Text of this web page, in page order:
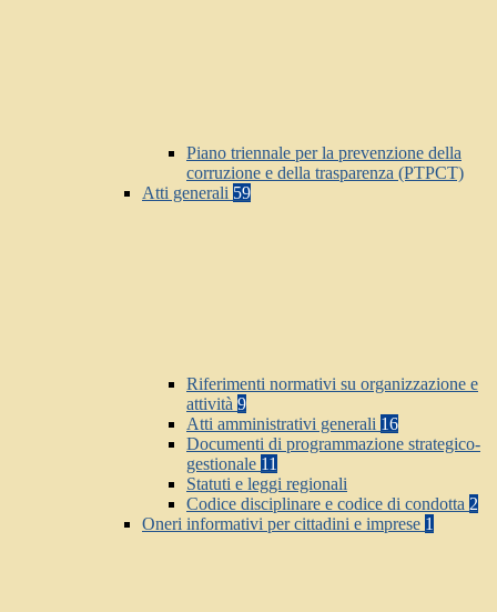
Piano triennale per la prevenzione della
corruzione e della trasparenza (PTPCT)
Atti generali 59
Riferimenti normativi su organizzazione e
attività 9
Atti amministrativi generali 16
Documenti di programmazione strategico-
gestionale 11
Statuti e leggi regionali
Codice disciplinare e codice di condotta 2
Oneri informativi per cittadini e imprese 1